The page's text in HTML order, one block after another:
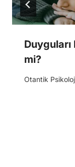
Duyguları
mi?
Otantik